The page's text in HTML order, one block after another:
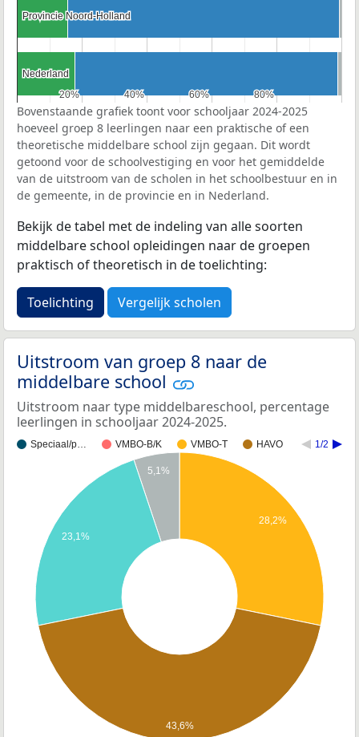
20%
20% 40%
40% 60%
60% 80%
80%
Provincie Noord-Holland
Provincie Noord-Holland
Nederland
Nederland
Bovenstaande grafiek toont voor schooljaar 2024-2025
hoeveel groep 8 leerlingen naar een praktische of een
theoretische middelbare school zijn gegaan. Dit wordt
getoond voor de schoolvestiging en voor het gemiddelde
van de uitstroom van de scholen in het schoolbestuur en in
de gemeente, in de provincie en in Nederland.
Bekijk de tabel met de indeling van alle soorten
middelbare school opleidingen naar de groepen
praktisch of theoretisch in de toelichting:
Toelichting Vergelijk scholen
Uitstroom van groep 8 naar de
middelbare school
Uitstroom naar type middelbareschool, percentage
leerlingen in schooljaar 2024-2025.
Speciaal/p… VMBO-B/K VMBO-T HAVO 1/2
28,2%
5,1%
23,1%
43,6%